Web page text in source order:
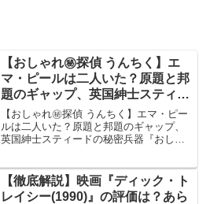
【おしゃれ㊙探偵 うんちく】エ
マ・ピールは二人いた？原題と邦
題のギャップ、英国紳士スティー
ドの秘密兵器
【おしゃれ㊙探偵 うんちく】エマ・ピー
ルは二人いた？原題と邦題のギャップ、
英国紳士スティードの秘密兵器『おしゃ
イギリスを象徴する、世界的に大ヒット
したス...
【徹底解説】映画『ディック・ト
レイシー(1990)』の評価は？あら